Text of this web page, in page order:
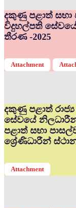
දකුණු පළාත් සභා
විදුහල්පති
තීරණ -2025
Attachment
දකුණු පළාත්
සේවයේ
පළාත් සභා
ශ්‍රේණිධාරීන්
Attachment